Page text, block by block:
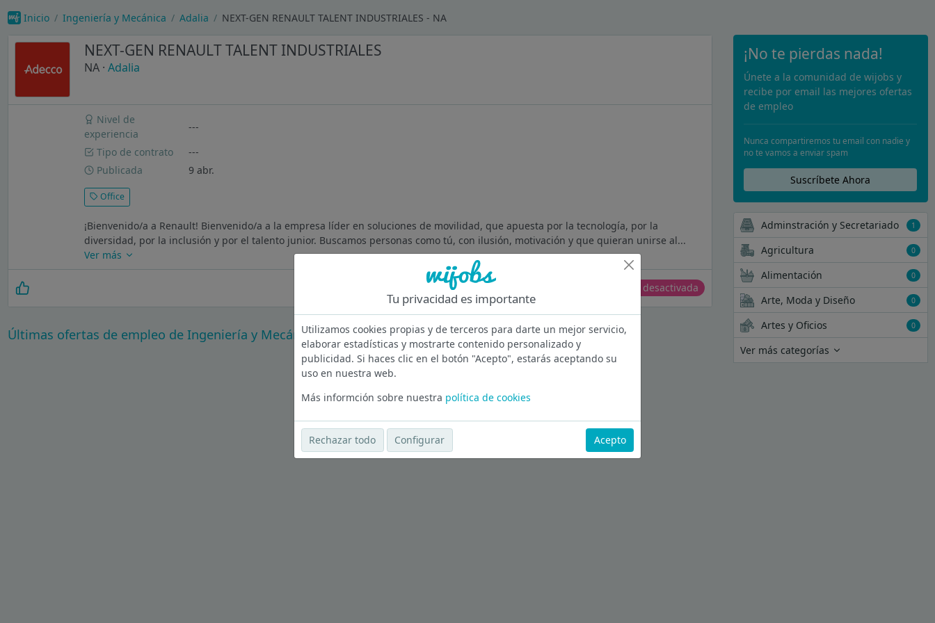
Inicio Ingeniería y Mecánica Adalia NEXT-GEN RENAULT TALENT INDUSTRIALES - NA
NEXT-GEN RENAULT TALENT INDUSTRIALES
NA · Adalia
Nivel de
experiencia
---
Tipo de contrato
---
Publicada
9 abr.
Office
¡Bienvenido/a a Renault! Bienvenido/a a la empresa líder en soluciones de movilidad, que apuesta por la tecnología, por la
diversidad, por la inclusión y por el talento junior. Buscamos personas como tú, con ilusión, motivación y que quieran unirse al...
Ver más
Oferta desactivada
Últimas ofertas de empleo de Ingeniería y Mecánica en Valladolid
Ver más ofertas
¡No te pierdas nada!
Únete a la comunidad de wijobs y
recibe por email las mejores ofertas
de empleo
Nunca compartiremos tu email con nadie y
no te vamos a enviar spam
Suscríbete Ahora
Adminstración y Secretariado 1
Agricultura 0
Alimentación 0
Arte, Moda y Diseño 0
Artes y Oficios 0
Ver más categorías
Tu privacidad es importante
Utilizamos cookies propias y de terceros para darte un mejor servicio,
elaborar estadísticas y mostrarte contenido personalizado y
publicidad. Si haces clic en el botón "Acepto", estarás aceptando su
uso en nuestra web.
Más informción sobre nuestra política de cookies
Rechazar todo Configurar Acepto